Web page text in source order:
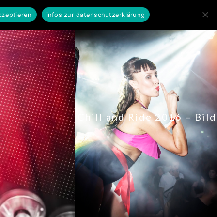
Chill and Ride 2016 –
infos zur datenschutzerklärung